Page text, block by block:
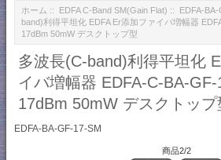
ホーム :: EDFA C-Band SM(Gain Flat) :: EDFA-
band)利得平坦化 EDFA Er添加ファイバ増幅器
17dBm 50mW デスクトップ型
多波長(C-band)利得平坦化
イバ増幅器 EDFA-C-BA-
17dBm 50mW デスクトップ
EDFA-BA-GF-17-SM
商品2/2